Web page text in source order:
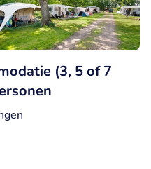
(3, 5 of 7